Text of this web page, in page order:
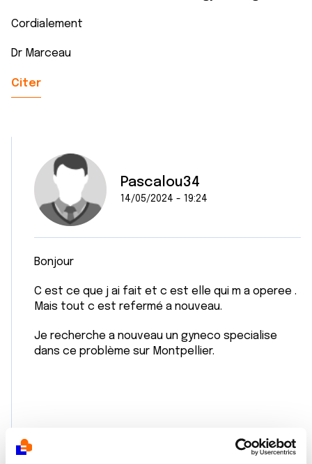
Cordialement
Dr Marceau
Citer
Pascalou34
14/05/2024 - 19:24
Bonjour
C est ce que j ai fait et c est elle qui m a operee .
Mais tout c est refermé a nouveau.
Je recherche a nouveau un gyneco specialise
dans ce problème sur Montpellier.